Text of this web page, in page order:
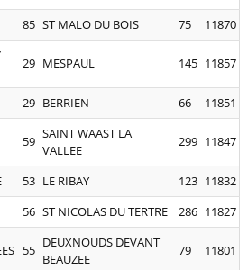
85 ST MALO DU BOIS 75 11870
29 MESPAUL 145 11857
29 BERRIEN 66 11851
59 SAINT WAAST LA
VALLEE
299 11847
53 LE RIBAY 123 11832
56 ST NICOLAS DU TERTRE 286 11827
55 DEUXNOUDS DEVANT
BEAUZEE
79 11801